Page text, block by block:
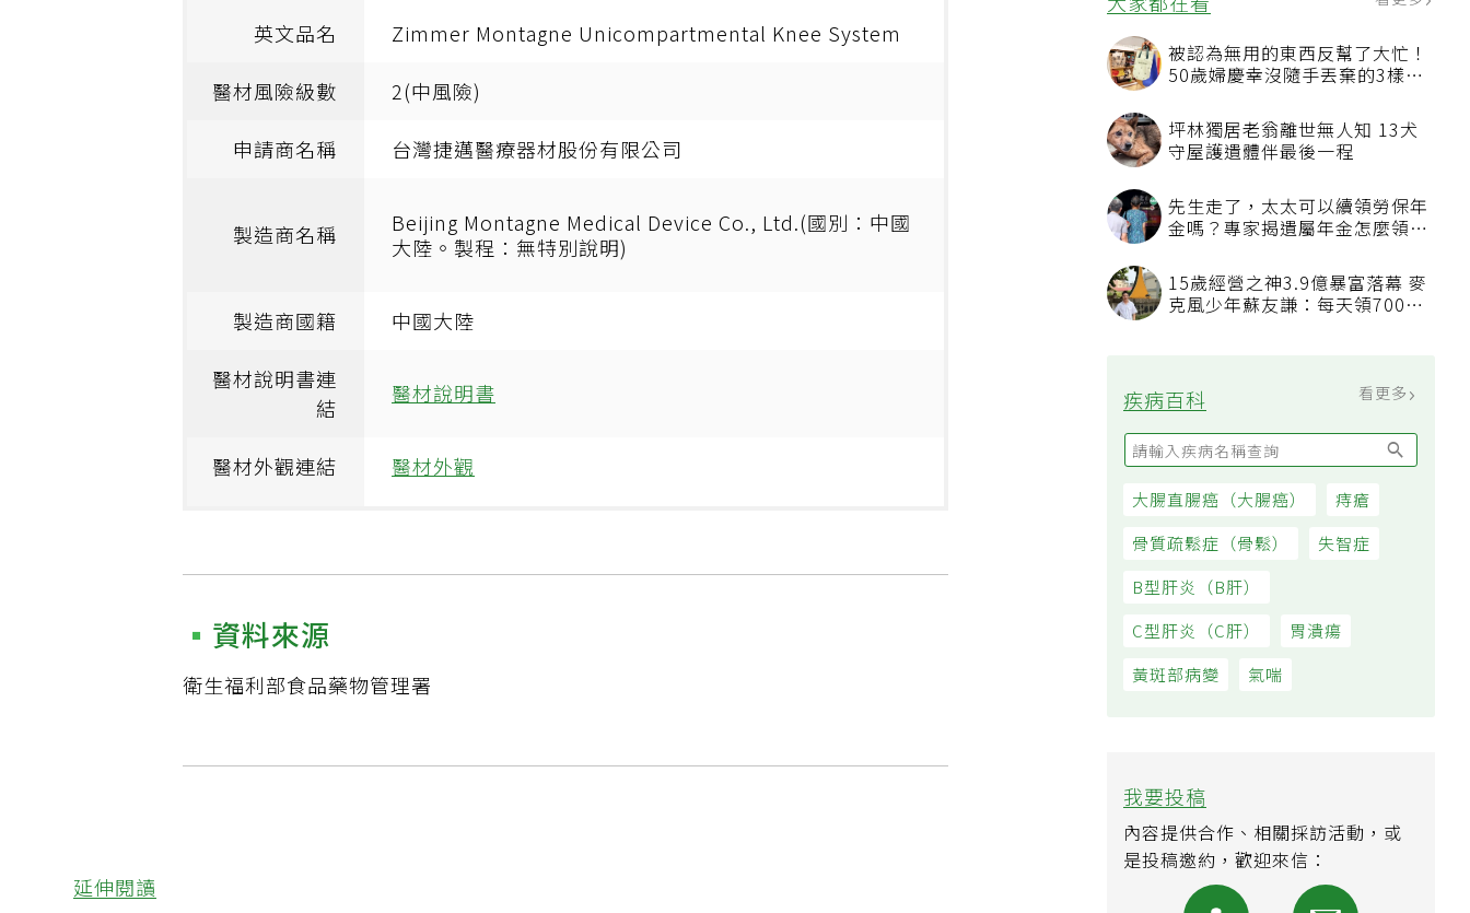
被認為無用的東西反幫了大忙！
50歲婦慶幸沒隨手丟棄的3樣物
坪林獨居老翁離世無人知 13犬
守屋護遺體伴最後一程
先生走了，太太可以續領勞保年
金嗎？專家揭遺屬年金怎麼領，
15歲經營之神3.9億暴富落幕 麥
克風少年蘇友謙：每天領700元
疾病百科 看更多
大腸直腸癌（大腸癌）
痔瘡
骨質疏鬆症（骨鬆）
失智症
B型肝炎（B肝）
C型肝炎（C肝）
胃潰瘍
黃斑部病變
氣喘
我要投稿
內容提供合作、相關採訪活動，或
是投稿邀約，歡迎來信：
英文品名 Zimmer Montagne Unicompartmental Knee System
醫材風險級數 2(中風險)
申請商名稱 台灣捷邁醫療器材股份有限公司
製造商名稱
Beijing Montagne Medical Device Co., Ltd.(國別：中國
大陸。製程：無特別說明)
製造商國籍 中國大陸
醫材說明書連
結
醫材說明書
醫材外觀連結 醫材外觀
資料來源
衛生福利部食品藥物管理署
延伸閱讀